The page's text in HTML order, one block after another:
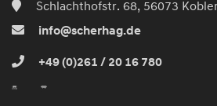
Schlachthofstr. 68, 56073
info@scherhag.de
+49 (0)261 / 20 16 780